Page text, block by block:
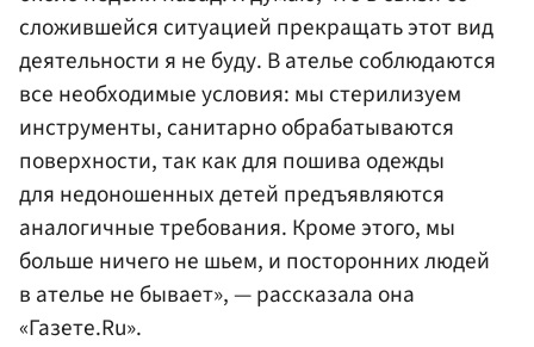
сложившейся ситуацией прекращать этот вид
деятельности я не буду. В ателье соблюдаются
все необходимые условия: мы стерилизуем
инструменты, санитарно обрабатываются
поверхности, так как для пошива одежды
для недоношенных детей предъявляются
аналогичные требования. Кроме этого, мы
больше ничего не шьем, и посторонних людей
в ателье не бывает», — рассказала она
«Газете.Ru».